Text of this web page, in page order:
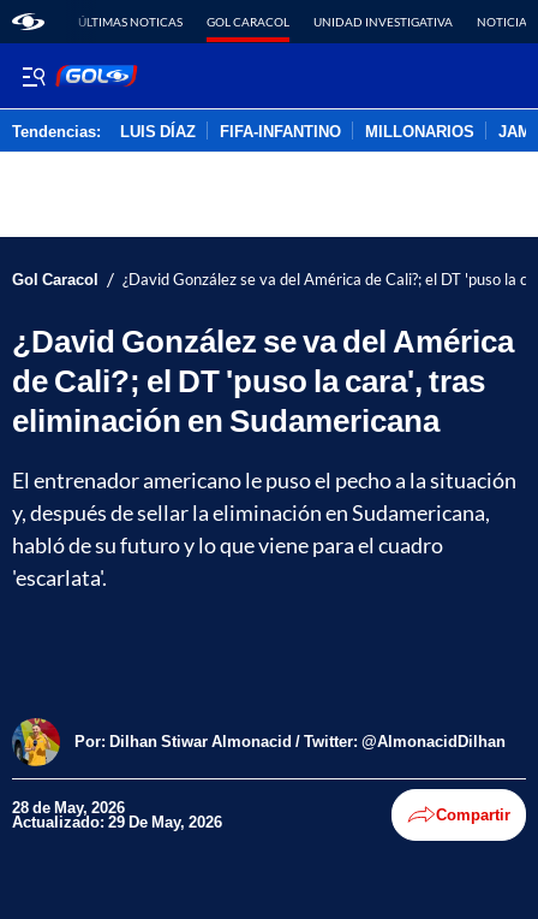
ÚLTIMAS NOTICAS GOL CARACOL UNIDAD INVESTIGATIVA NOTICIAS
Tendencias: LUIS DÍAZ FIFA-INFANTINO MILLONARIOS
Gol Caracol / ¿David González se va del América de Cali?; el DT 'puso la
¿David González se va del América
de Cali?; el DT 'puso la cara', tras
eliminación en Sudamericana
El entrenador americano le puso el pecho a la situación
y, después de sellar la eliminación en Sudamericana,
habló de su futuro y lo que viene para el cuadro
'escarlata'.
Por: Dilhan Stiwar Almonacid / Twitter: @AlmonacidDilhan
28 de May, 2026
Actualizado: 29 De May, 2026 Compartir